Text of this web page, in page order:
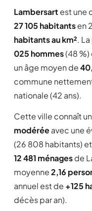
Lambersart est une
27 105 habitantsen
habitants au km².
025 hommes(48 %)
un âge moyen de
commune
nationale (42 ans).
Cette ville connaît
modéréeavec une
(26 808 habitants)
12 481 ménagesde
moyenne2,16
annuel est de +125
décès par an).